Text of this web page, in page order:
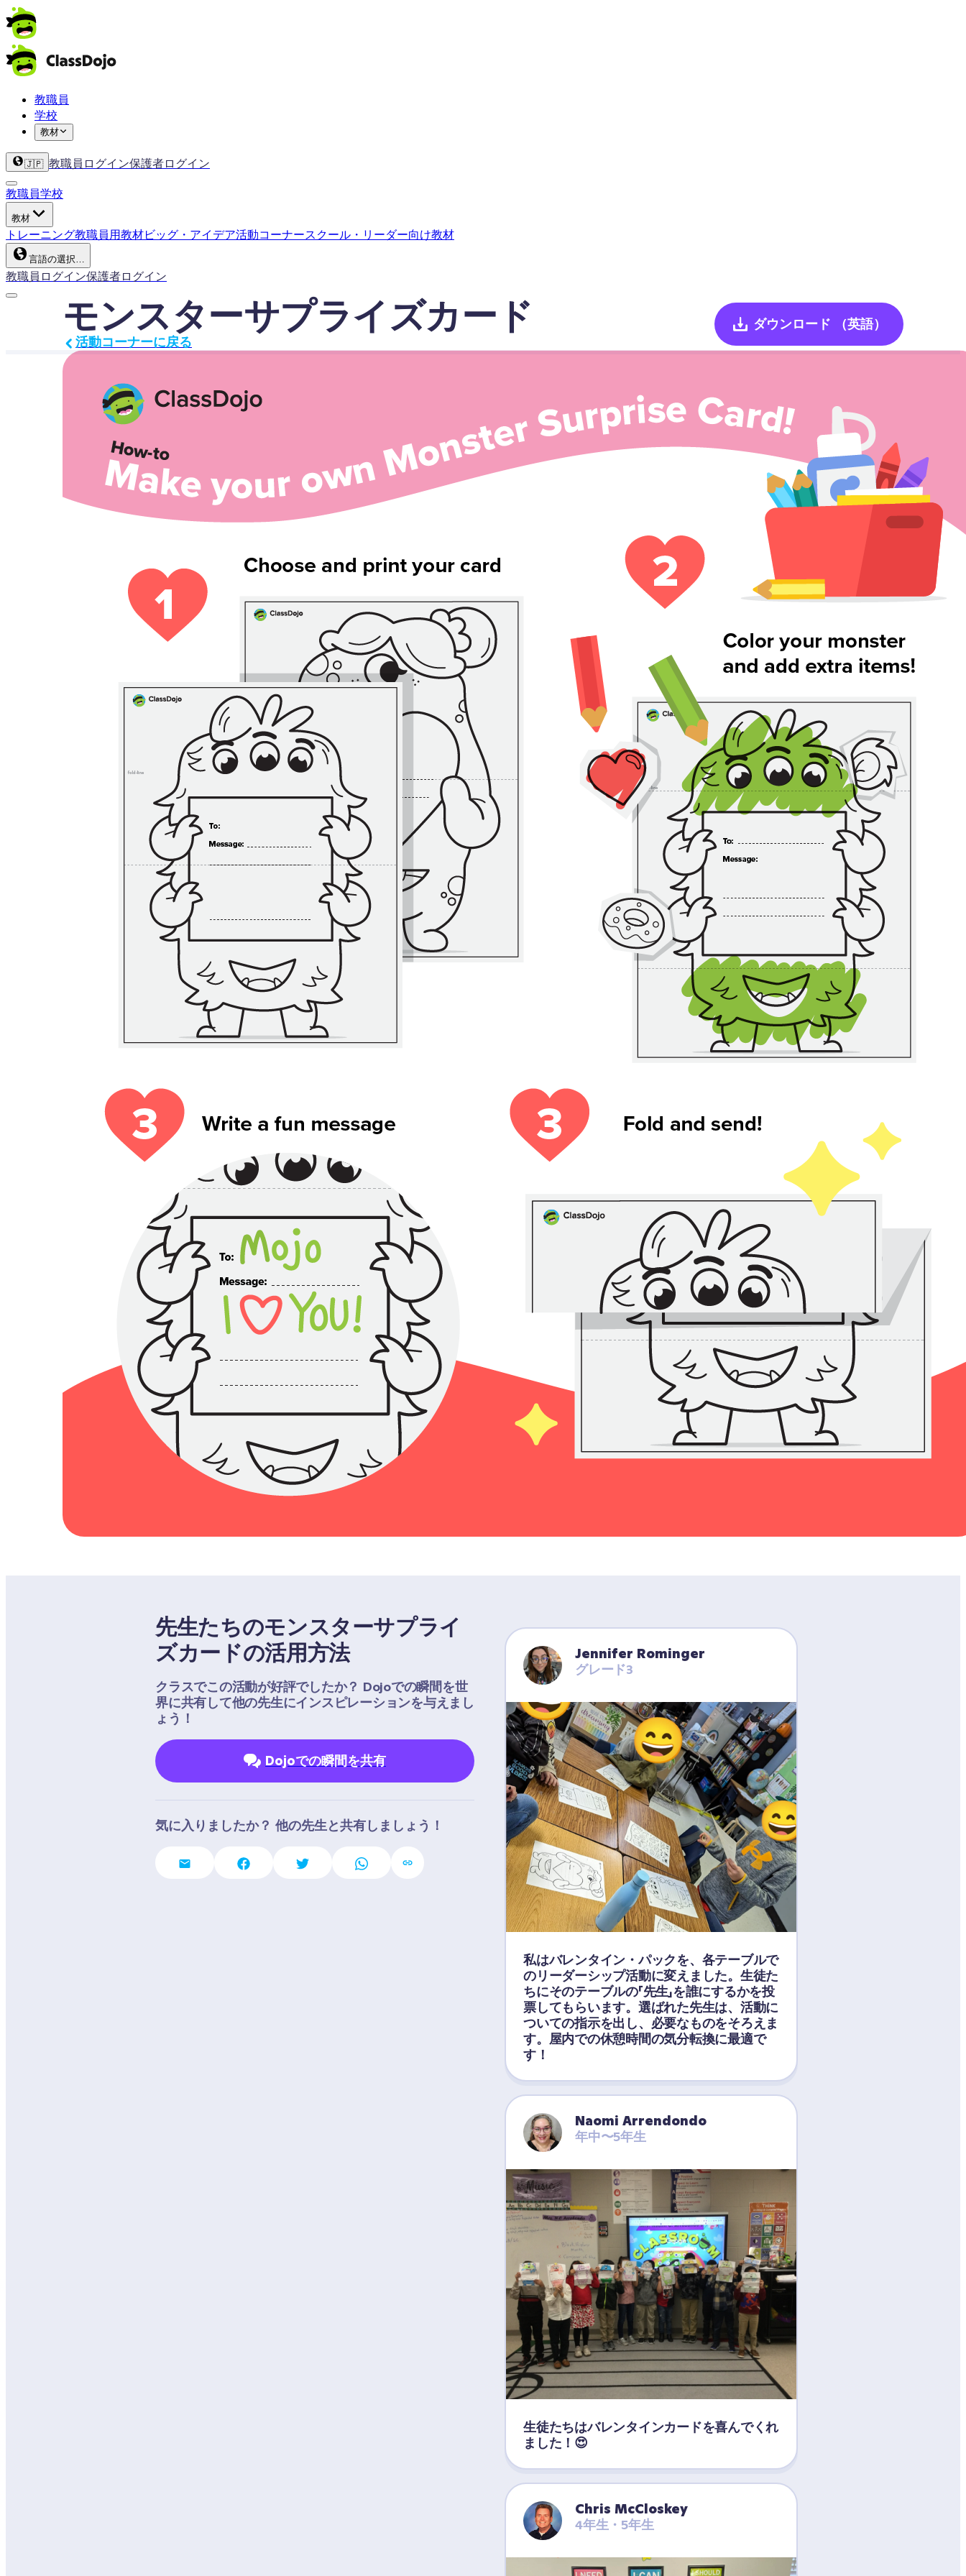
教職員
学校
教材
🇯🇵 教職員ログイン保護者ログイン
教職員学校
教材
トレーニング教職員用教材ビッグ・アイデア活動コーナースクール・リーダー向け教材
言語の選択…
教職員ログイン保護者ログイン
モンスターサプライズカード
活動コーナーに戻る
ダウンロード （英語）
先生たちのモンスターサプライ
ズカードの活用方法
クラスでこの活動が好評でしたか？ Dojoでの瞬間を世
界に共有して他の先生にインスピレーションを与えまし
ょう！
Dojoでの瞬間を共有
気に入りましたか？ 他の先生と共有しましょう！
Jennifer Rominger
グレード3
私はバレンタイン・パックを、各テーブルで
のリーダーシップ活動に変えました。生徒た
ちにそのテーブルの「先生」を誰にするかを投
票してもらいます。選ばれた先生は、活動に
ついての指示を出し、必要なものをそろえま
す。屋内での休憩時間の気分転換に最適で
す！
Naomi Arrendondo
年中〜5年生
生徒たちはバレンタインカードを喜んでくれ
ました！😍
Chris McCloskey
4年生・5年生